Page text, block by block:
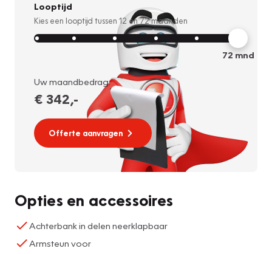
Looptijd
Kies een looptijd tussen 12 en72maanden
72 mnd
Uw maandbedrag:
€ 342,-
Offerte aanvragen
Opties en accessoires
Achterbank in delen neerklapbaar
Armsteun voor